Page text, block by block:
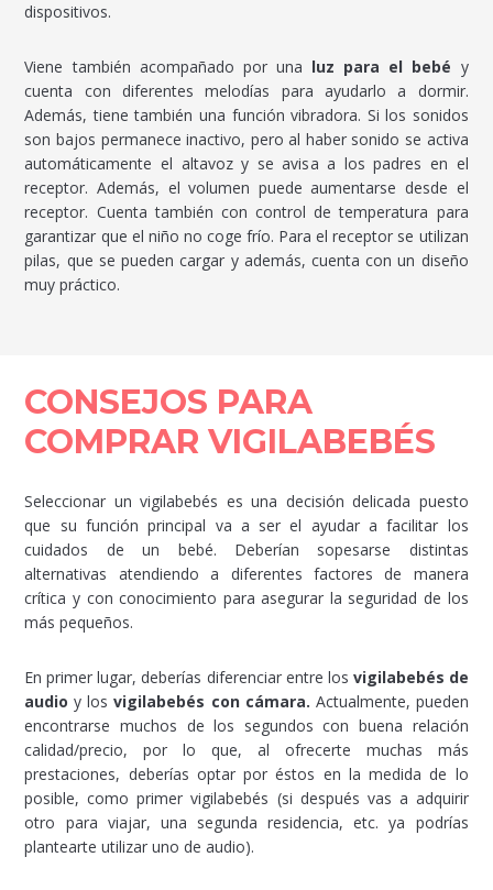
dispositivos.
Viene también acompañado por una luz para el bebé y
cuenta con diferentes melodías para ayudarlo a dormir.
Además, tiene también una función vibradora. Si los sonidos
son bajos permanece inactivo, pero al haber sonido se activa
automáticamente el altavoz y se avisa a los padres en el
receptor. Además, el volumen puede aumentarse desde el
receptor. Cuenta también con control de temperatura para
garantizar que el niño no coge frío. Para el receptor se utilizan
pilas, que se pueden cargar y además, cuenta con un diseño
muy práctico.
CONSEJOS PARA
COMPRAR VIGILABEBÉS
Seleccionar un vigilabebés es una decisión delicada puesto
que su función principal va a ser el ayudar a facilitar los
cuidados de un bebé. Deberían sopesarse distintas
alternativas atendiendo a diferentes factores de manera
crítica y con conocimiento para asegurar la seguridad de los
más pequeños.
En primer lugar, deberías diferenciar entre los vigilabebés de
audio y losvigilabebés con cámara. Actualmente, pueden
encontrarse muchos de los segundos con buena relación
calidad/precio, por lo que, al ofrecerte muchas más
prestaciones, deberías optar por éstos en la medida de lo
posible, como primer vigilabebés (si después vas a adquirir
otro para viajar, una segunda residencia, etc. ya podrías
plantearte utilizar uno de audio).